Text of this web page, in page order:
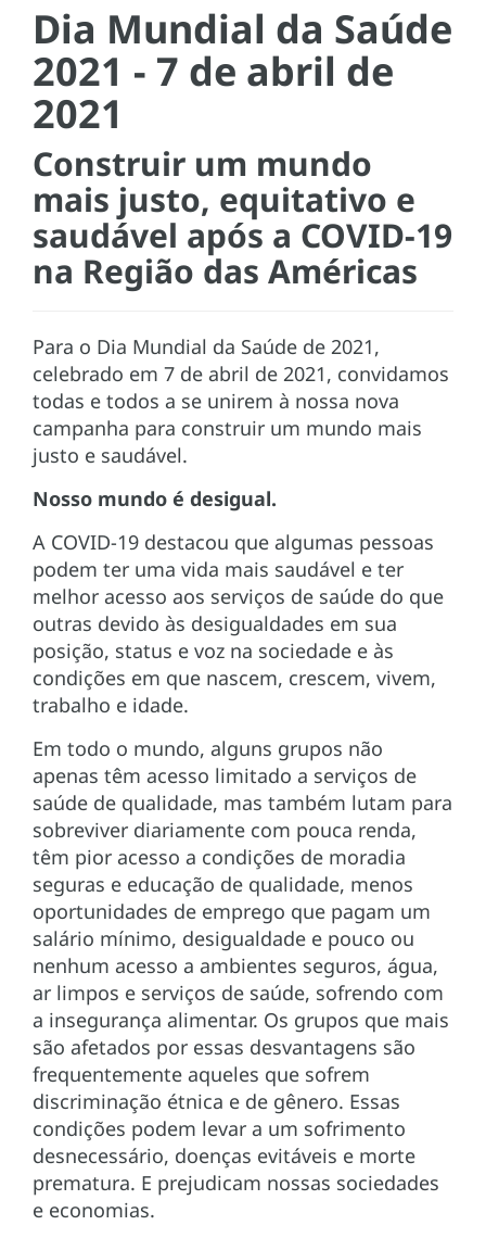
Dia Mundial da Saúde
2021 - 7 de abril de
2021
Construir um mundo
mais justo, equitativo e
saudável após a COVID-19
na Região das Américas
Para o Dia Mundial da Saúde de 2021,
celebrado em 7 de abril de 2021, convidamos
todas e todos a se unirem à nossa nova
campanha para construir um mundo mais
justo e saudável.
Nosso mundo é desigual.
A COVID-19 destacou que algumas pessoas
podem ter uma vida mais saudável e ter
melhor acesso aos serviços de saúde do que
outras devido às desigualdades em sua
posição, status e voz na sociedade e às
condições em que nascem, crescem, vivem,
trabalho e idade.
Em todo o mundo, alguns grupos não
apenas têm acesso limitado a serviços de
saúde de qualidade, mas também lutam para
sobreviver diariamente com pouca renda,
têm pior acesso a condições de moradia
seguras e educação de qualidade, menos
oportunidades de emprego que pagam um
salário mínimo, desigualdade e pouco ou
nenhum acesso a ambientes seguros, água,
ar limpos e serviços de saúde, sofrendo com
a insegurança alimentar. Os grupos que mais
são afetados por essas desvantagens são
frequentemente aqueles que sofrem
discriminação étnica e de gênero. Essas
condições podem levar a um sofrimento
desnecessário, doenças evitáveis e morte
prematura. E prejudicam nossas sociedades
e economias.